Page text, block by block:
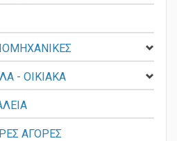
- ΟΙΚΙΑΚΑ
ΑΓΟΡΕΣ